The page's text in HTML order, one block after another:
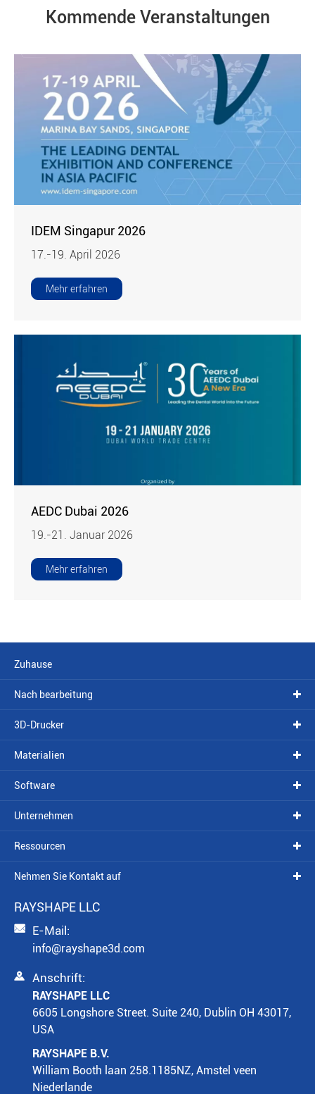
Kommende Veranstaltungen
IDEM Singapur 2026
17.-19. April 2026
Mehr erfahren
AEDC Dubai 2026
19.-21. Januar 2026
Mehr erfahren
Zuhause
Nach bearbeitung
3D-Drucker
Materialien
Software
Unternehmen
Ressourcen
Nehmen Sie Kontakt auf
RAYSHAPE LLC
 E-Mail:
info@rayshape3d.com
 Anschrift:
RAYSHAPE LLC
6605 Longshore Street. Suite 240, Dublin OH 43017,
USA
RAYSHAPE B.V.
William Booth laan 258.1185NZ, Amstel veen
Niederlande